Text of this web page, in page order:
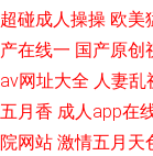
av天堂中文在线 男
品网站 日韩无人区艹
超碰成人操操 欧美
产在线一 国产原创
av网址大全 人妻乱
五月香 成人app在
院网站 激情五月天